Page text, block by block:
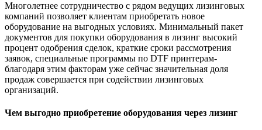
Многолетнее сотрудничество с рядом ведущих лизинговых
компаний позволяет клиентам приобретать новое
оборудование на выгодных условиях. Минимальный пакет
документов для покупки оборудования в лизинг высокий
процент одобрения сделок, краткие сроки рассмотрения
заявок, специальные программы по DTF принтерам-
благодаря этим факторам уже сейчас значительная доля
продаж совершается при содействии лизинговых
организаций.
Чем выгодно приобретение оборудования через лизинг